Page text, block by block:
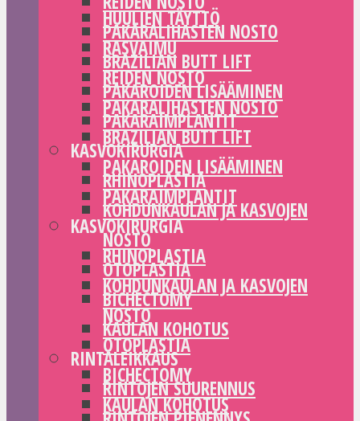
PAKARALIHASTEN NOSTO
BRAZILIAN BUTT LIFT
PAKAROIDEN LISÄÄMINEN
PAKARAIMPLANTIT
KASVOKIRURGIA
RHINOPLASTIA
KOHDUNKAULAN JA KASVOJEN
NOSTO
OTOPLASTIA
BICHECTOMY
KAULAN KOHOTUS
RINTALEIKKAUS
RINTOJEN SUURENNUS
HUULIEN TÄYTTÖ
RASVAIMU
REIDEN NOSTO
PAKARALIHASTEN NOSTO
BRAZILIAN BUTT LIFT
PAKAROIDEN LISÄÄMINEN
PAKARAIMPLANTIT
KASVOKIRURGIA
RHINOPLASTIA
KOHDUNKAULAN JA KASVOJEN
NOSTO
OTOPLASTIA
BICHECTOMY
KAULAN KOHOTUS